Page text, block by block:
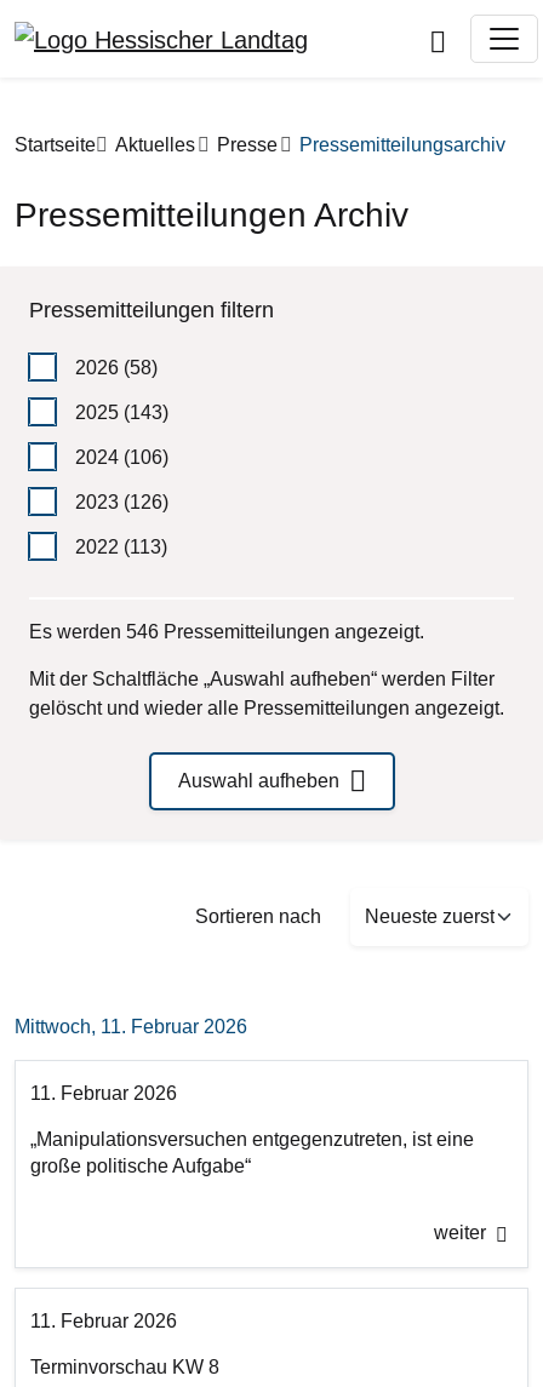
Pfadnavigation
Startseite Aktuelles Presse Pressemitteilungsarchiv
Pressemitteilungen Archiv
Pressemitteilungen filtern
2026 (58)
2025 (143)
2024 (106)
2023 (126)
2022 (113)
Es werden 546 Pressemitteilungen angezeigt.
Mit der Schaltfläche „Auswahl aufheben“ werden Filter
gelöscht und wieder alle Pressemitteilungen angezeigt.
Auswahl aufheben
Sortieren nach
Mittwoch, 11. Februar 2026
11. Februar 2026
„Manipulationsversuchen entgegenzutreten, ist eine
große politische Aufgabe“
weiter
11. Februar 2026
Terminvorschau KW 8